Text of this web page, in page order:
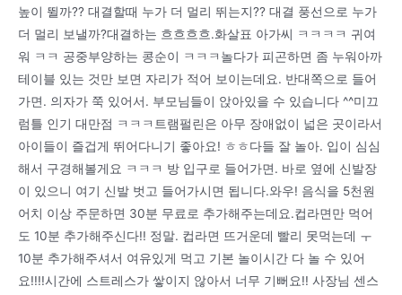
높이 뛸까?? 대결할때 누가 더 멀리 뛰는지?? 대결 풍선으로 누가
더 멀리 보낼까?대결하는 흐흐흐흐.화살표 아가씨 ㅋㅋㅋㅋ 귀여
워 ㅋㅋ 공중부양하는 콩순이 ㅋㅋㅋ놀다가 피곤하면 좀 누워아까
테이블 있는 것만 보면 자리가 적어 보이는데요. 반대쪽으로 들어
가면. 의자가 쭉 있어서. 부모님들이 앉아있을 수 있습니다 ^^미끄
럼틀 인기 대만점 ㅋㅋㅋ트램펄린은 아무 장애없이 넓은 곳이라서
아이들이 즐겁게 뛰어다니기 좋아요! ㅎㅎ다들 잘 놀아. 입이 심심
해서 구경해볼게요 ㅋㅋㅋ 방 입구로 들어가면. 바로 옆에 신발장
이 있으니 여기 신발 벗고 들어가시면 됩니다.와우! 음식을 5천원
어치 이상 주문하면 30분 무료로 추가해주는데요.컵라면만 먹어
도 10분 추가해주신다!! 정말. 컵라면 뜨거운데 빨리 못먹는데 ㅜ
10분 추가해주셔서 여유있게 먹고 기본 놀이시간 다 놀 수 있어
요!!!!시간에 스트레스가 쌓이지 않아서 너무 기뻐요!! 사장님 센스